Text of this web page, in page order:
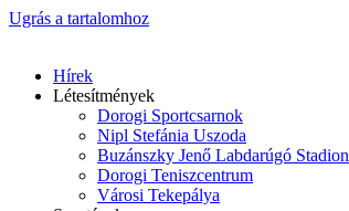
Ugrás a tartalomhoz
Hírek
Létesítmények
Dorogi Sportcsarnok
Nipl Stefánia Uszoda
Buzánszky Jenő Labdarúgó Stadion
Dorogi Teniszcentrum
Városi Tekepálya